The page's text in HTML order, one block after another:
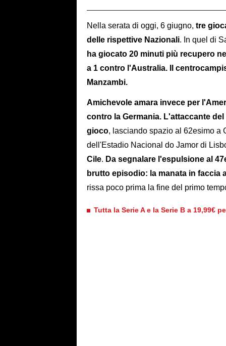
Nella serata di oggi, 6 giugno, tre
delle rispettive Nazionali. In quel di
ha giocato 20 minuti più recupero
a 1 contro l'Australia. Il
Manzambi.
Amichevole amara invece per
contro la Germania. L'attaccante
gioco, lasciando spazio al 62esimo a
dell'Estadio Nacional do Jamor di
Cile. Da segnalare l'espulsione al
brutto episodio: la manata in faccia
rissa poco prima la fine del primo
Tutta la Serie A e la Serie B a 19,99€